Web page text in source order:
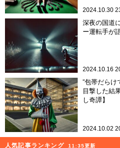
2024.10.30
深夜の国道
ー運転手が
2024.10.16
“包帯だらけ
目撃した結
し奇譚】
2024.10.02
人気記事ランキング 11:35更新